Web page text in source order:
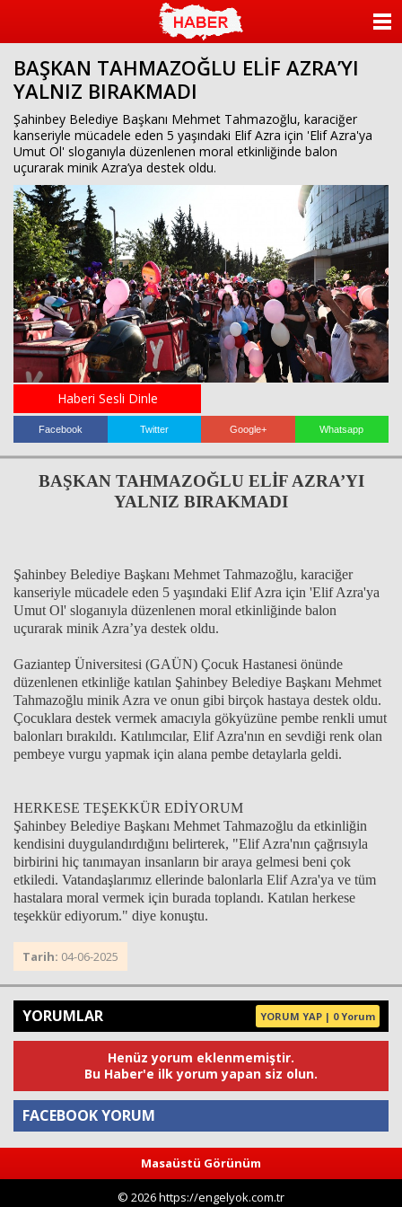
BAŞKAN TAHMAZOĞLU ELİF AZRA’YI
YALNIZ BIRAKMADI
Şahinbey Belediye Başkanı Mehmet Tahmazoğlu, karaciğer
kanseriyle mücadele eden 5 yaşındaki Elif Azra için 'Elif Azra'ya
Umut Ol' sloganıyla düzenlenen moral etkinliğinde balon
uçurarak minik Azra’ya destek oldu.
Haberi Sesli Dinle
Facebook Twitter Google+ Whatsapp
BAŞKAN TAHMAZOĞLU ELİF AZRA’YI
YALNIZ BIRAKMADI
Şahinbey Belediye Başkanı Mehmet Tahmazoğlu, karaciğer
kanseriyle mücadele eden 5 yaşındaki Elif Azra için 'Elif Azra'ya
Umut Ol' sloganıyla düzenlenen moral etkinliğinde balon
uçurarak minik Azra’ya destek oldu.
Gaziantep Üniversitesi (GAÜN) Çocuk Hastanesi önünde
düzenlenen etkinliğe katılan Şahinbey Belediye Başkanı Mehmet
Tahmazoğlu minik Azra ve onun gibi birçok hastaya destek oldu.
Çocuklara destek vermek amacıyla gökyüzüne pembe renkli umut
balonları bırakıldı. Katılımcılar, Elif Azra'nın en sevdiği renk olan
pembeye vurgu yapmak için alana pembe detaylarla geldi.
HERKESE TEŞEKKÜR EDİYORUM
Şahinbey Belediye Başkanı Mehmet Tahmazoğlu da etkinliğin
kendisini duygulandırdığını belirterek, "Elif Azra'nın çağrısıyla
birbirini hiç tanımayan insanların bir araya gelmesi beni çok
etkiledi. Vatandaşlarımız ellerinde balonlarla Elif Azra'ya ve tüm
hastalara moral vermek için burada toplandı. Katılan herkese
teşekkür ediyorum." diye konuştu.
Tarih: 04-06-2025
YORUMLAR YORUM YAP | 0 Yorum
Henüz yorum eklenmemiştir.
Bu Haber'e ilk yorum yapan siz olun.
FACEBOOK YORUM
Yorum
Masaüstü Görünüm
© 2026 https://engelyok.com.tr
KATEGORİLER
ANKETLER
FOTO GALERİ
VİDEO GALERİ
KÜNYE
İLETİŞİM